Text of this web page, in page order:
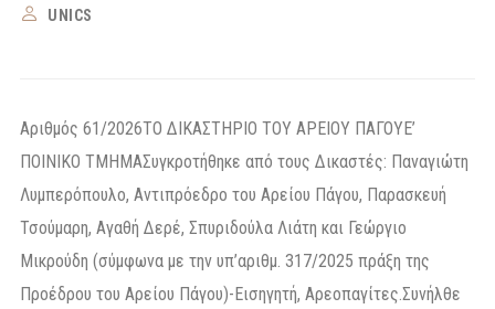
UNICS
Αριθμός 61/2026ΤΟ ΔΙΚΑΣΤΗΡΙΟ ΤΟΥ ΑΡΕΙΟΥ ΠΑΓΟΥΕ’ ΠΟΙΝΙΚΟ ΤΜΗΜΑΣυγκροτήθηκε από τους Δικαστές: Παναγιώτη Λυμπερόπουλο, Αντιπρόεδρο του Αρείου Πάγου, Παρασκευή Τσούμαρη, Αγαθή Δερέ, Σπυριδούλα Λιάτη και Γεώργιο Μικρούδη (σύμφωνα με την υπ’αριθμ. 317/2025 πράξη της Προέδρου του Αρείου Πάγου)-Εισηγητή, Αρεοπαγίτες.Συνήλθε σε δημόσια συνεδρίαση στο Κατάστημά του στις 5 Δεκεμβρίου 2025, με την παρουσία της Αντεισαγγελέως του Αρείου Πάγου Μαρίας Τρουπή (γιατί κωλύεται ο Εισαγγελέας) και του Γραμματέως Χ. Α., για να δικάσει την αίτηση του αναιρεσείοντος – κατηγορουμένου Γ. Α. του Α., κατοίκου …, που εκπροσωπήθηκε από τον πληρεξούσιο δικηγόρο του Στέφανο Τσάκο, για αναίρεση της υπ’αριθ. 2771/2025 απόφασης του Τριμελούς Πλημμελειοδικείου Θεσσαλονίκης. Το Τριμελές Πλημμελειοδικείο Θεσσαλονίκης, με την ως άνω απόφασή του διέταξε όσα λεπτομερώς αναφέρονται σ’ αυτή, και o αναιρεσείων – κατηγορούμενος ζητεί την αναίρεση αυτής, για τους λόγους που περιλαμβάνονται στην από 27-5-2025 αίτηση αναίρεσης, καθώς και στους από 19-11-2025 προσθέτους λόγους, που καταχωρίστηκαν στο οικείο πινάκιο με τον αριθμό …/2025.Αφού άκουσε Την Αντεισαγγελέα, που πρότεινε να αναιρεθεί εν μέρει η προσβαλλόμενη απόφαση, γενομένου ως δεκτού του 2ου λόγου της αιτήσεως αναίρεσης, απορριπτομένου του 1ου λόγου καθώς και γενομένων δεκτών του 2ου και 3ου προσθέτων λόγων αναίρεσης, απορριπτομένου του 1ου λόγου, να παραπεμφθεί η υπόθεση για νέα συζήτηση σύμφωνα με τα ανωτέρω και τον πληρεξούσιο δικηγόρο του αναιρεσείοντος, που ζήτησε όσα αναφέρονται στα σχετικά πρακτικά.ΣΚΕΦΘΗΚΕ ΣΥΜΦΩΝΑ ΜΕ ΤΟ ΝΟΜΟΗ υπό κρίση από 27-5-2025 (αρ. καταθ. 11/2025) αίτηση για την αναίρεση της υπ’ αρ. 2771/2025 απόφασης του (δικάσαντος ως δευτεροβάθμιο Δικαστήριο) Β’ Τριμελούς Πλημμελειοδικείου Θεσσαλονίκης, με την οποία καταδικάσθηκε ο αναιρεσείων σε ποινή φυλακίσεως 3 ετών για παράβαση του άρθρου 25 παρ. 1 β’. Ν. 1882/1990 έχει ασκηθεί νομότυπα και εμπρόθεσμα (άρθρα 464, 466 παρ. 1, 473 παρ. 2, 3, 474 παρ. 2Α, 4, 504 παρ. 1 και 505 ΚΠΔ), διότι η απόφαση καταχωρίσθηκε στο ειδικό βιβλίο στις 16-6-2025 (ήτοι η αίτηση αναιρέσεως ασκήθηκε πριν την “καθαρογραφή” της αποφάσεως κατ’ άρθ. 473 παρ. 3 ΚΠοινΔ). Είναι συνεπώς τυπικά δεκτή και πρέπει να ερευνηθεί περαιτέρω κατ’ ουσίαν, συνεκδικαζομένη λόγω πρόδηλης συναφείας με τους εμπρόθεσμους και παραδεκτούς (άρθρο 509 εδ. α’ ΚΠΔ) από 19-11-2025 πρόσθετους λόγους αναίρεσης (που κατατέθηκαν αυθημερόν στην ενταύθα Εισαγγελία).1) Σύμφωνα με το άρθρο 333 του ΚΠοινΔ: 1) Εκείνος που διευθύνει τη συζήτηση δίνει την άδεια στον εισαγγελέα ή στο δημόσιο κατήγορο και στους συνέδρους δικαστές να υποβάλουν ερωτήσεις. … 3). Όταν λάβει το λόγο ο εισαγγελέας ή ο δημόσιος κατήγορος ή ένας από τους διαδίκους, έχουν δικαίωμα να λάβουν το λόγο και οι υπόλοιποι διάδικοι· ο κατηγορούμενος ή ο συνήγορός του έχουν το δικαίωμα να μιλούν πάντοτε τελευταίοι. Κατά δε το άρθρο 367 παρ. 3 του ιδίου Κώδικα “Όταν τελειώσει η αποδεικτική διαδικασία, ο διευθύνων τη συζήτηση δίνει τον λόγο στον εισαγγελέα, έπειτα στον παριστάμενο για την υποστήριξη της κατηγορίας, ο οποίος δεν μπορεί να επεκταθεί στο θέμα της ποινής που πρέπει να επιβληθεί, και τέλος δίνει τον λόγο στον κατηγορούμενο”.2) Επίσης σύμφωνα με το άρθρο 344 νέου ΚΠοινΔ (Ν. 4620/2019): “Μετά τη λήψη των στοιχείων της ταυτότητας του κατηγορουμένου, τη νομιμοποίηση του παριστάμενου για την υποστήριξη της κατηγορίας και των συνηγόρων τους, ο εισαγγελέας απαγγέλλει με συνοπτική ακρίβεια την κατηγορία. Κατόπιν ο διευθύνων τη συζήτηση υποδεικνύει τη δυνατότητα συνδιαλλαγής, εφόσον αυτή προβλέπεται…”. Κατά το άρθρο 301 ΚΠοινΔ: 1. Οι ρυθμίσεις του παρόντος άρθρου για την ποινική συνδιαλλαγή εφαρμόζονται στα κακουργήματα: α) που προβλέπονται στα άρθρα 216 παρ. 3 και 4 και 242 παρ. 3, 4 και 5 ΠΚ, β) που χωρίς βία ή απειλή στρέφονται κατά της ιδιοκτησίας και της περιουσίας και γ) που προβλέπονται στους νόμους 1599/1986, 2803/2000, 2960/2001, 4557/2018 και 4174/2013, ανεξάρτητα από την συνδρομή ή μη επιβαρυντικών περιστάσεων. Τέλος κατά το άρθρο 301 ΚΠοινΔ: 1). Στις περιπτώσεις που έχει ασκηθεί ποινική δίωξη για κακούργημα που προβλέπεται στην παρ. 1 του προηγούμενου άρθρου το κατά το προηγούμενο άρθρο αίτημα του κατηγορουμένου, μετά την τυπική περάτωση της ανάκρισης και μέχρι την έκδοση παραπεμπτικού βουλεύματος ή τη διατύπωση σύμφωνης γνώμης του προέδρου εφετών για απευθείας παραπομπή του κατηγορουμένου στο ακροατήριο, υποβάλλεται στον εισαγγελέα ενώπιον του οποίου εκκρεμεί η δικογραφία. … 3.) Στην περίπτωση των κακουργημάτων του προηγούμενου άρθρου το πρωτοβάθμιο Δικαστήριο που είναι αρμόδιο να κρίνει την ουσία της υπόθεσης, αν έχει υποβληθεί αίτημα σύμφωνα με την προηγούμενη παράγραφο ή υποβληθεί μέχρι το πέρας της αποδεικτικής διαδικασίας, μπορεί να διακόψει τη συζήτηση της υπόθεσης και να τάξει προθεσμία έως δεκαπέντε ημερών στους συνηγόρους των διαδίκων για τη σύνταξη πρακτικού συνδιαλλαγής, στο οποίο περιέχεται ομολογία του κατηγορουμένου για την πράξη για την οποία κατηγορείται και βεβαιώνεται η πλήρης ικανοποίηση του ζημιωθέντος, όπως ορίζεται στις παρ. 2 και 3 του προηγούμενου άρθρου. Το αίτημα του κατηγορουμένου που υποβάλλεται στο ακροατήριο, καταχωρίζεται σε ειδικά πρακτικά, που τηρούνται αποκλειστικά για τον σκοπό αυτό κατά το άρθρο 141 παρ. 4 ΚΠΔ. 4). Το πρωτοβάθμιο Δικαστήριο ενεργεί σύμφωνα με τα προβλεπόμενα στην παράγραφο 3 του άρθρου αυτού στην περίπτωση των πλημμελημάτων που προβλέπονται στα άρθρα 216 παράγραφος 1 και 2, 242 παράγραφος 1 ΠΚ και στους νόμους 1599/1986, 2803/2000, 2960/2001, 4557/2018 και 4174/2013, καθώς και των πλημμελημάτων που χωρίς βία ή απειλή στρέφονται κατά της ιδιοκτησίας και της περιουσίας.Με τον πρώτο λόγο αναίρεσης, εκ του άρθρου 510 παρ. 1 Α’ ΚΠοινΔ αιτιάται ο αναιρεσείων ότι, μετά την κήρυξη του πέρατος της αποδεικτικής διαδικασίας, η Πρόεδρος του Δικαστηρίου έδωσε τον λόγο στον Εισαγγελέα και παρέλειψε να δώσει τον λόγο στην συνήγορο του που τον εκπροσωπούσε κατά παράβαση του άρθρου 367 παρ. 3 Κ.Π.Δ. Ο λόγος αυτός είναι αβάσιμος και απορριπτέος, γιατί από τα πρακτικά της προσβαλλόμενης (σελ. 4) σαφώς προκύπτει ότι πριν η Πρόεδρος του Δικαστηρίου κηρύξει περαιωμένη την συζήτηση, η συνήγορος του εκκαλούντος και ήδη αναιρεσείοντος έλαβε τελευταία τον λόγο (ήτοι μετά τον προτείνοντα εισαγγελέα) και αφού ανέπτυξε την υπεράσπιση, δήλωσε (έχοντας ήδη μεταφέρει στο Δικαστήριο τη δήλωση του κατηγορούμενου ότι ομολογεί την ενοχή του) ότι εμμένει στο υποβληθέν αίτημα αναγνώρισης της ελαφρυντικής περίστασης του άρθρου 84 παρ. 2β’ Π.Κ. Ως προς δε την περαιτέρω αιτίαση του αναιρεσείοντος ότι επήλθε απολυτή ακυρότητα εκ του λόγου ότι δεν υπεδείχθη στην πληρεξούσια δικηγόρο του κατηγορουμένου η δυνατότητα ποινικής συνδιαλλαγής, ως επιτάσσεται από το άρθρο 344 ΚΠοινΔ, ο λόγος αυτός τυγχάνει αβάσιμος, πρωτίστως διότι δεν προβλέπεται τέτοια δυνατότητα κατά την ενώπιον του δευτεροβαθμίου Δικαστηρίου διαδικασία (αρθ. 302 παρ. 1, 4 ΚΠοινΔ). Επομένως, παρά τις περί του αντιθέτου αιτιάσεις του αναιρεσείοντος, δεν προκλήθηκε απόλυτη ακυρότητα εκ του άρθρου 171 παρ. 1δ Κ.Π.Δ.3) Σύμφωνα με τις διατάξεις του άρθρου 25 παρ. 1 του ν. 1882/1990, όπως αυτές τροποποιήθηκαν και συμπληρώθηκαν με τα άρθρα 18 παρ. 2 και 28 παρ. 2 – 4 του ν. 2948/2001, 34 του ν. 3016/2002, 34 παρ. 1 του ν. 3220/2004, 3 παρ. 1 του ν. 3943/2011, 20 του ν. 4321/2015 και 8 του ν. 4337/2015, “1. Όποιος δεν καταβάλλει τα βεβαιωμένα στη Φορολογική Διοίκηση χρέη προς το Δημόσιο, τα νομικά πρόσωπα δημοσίου δικαίου, τις επιχειρήσεις και τους οργανισμούς του ευρύτερου δημόσιου τομέα για χρονικό διάστημα μεγαλύτερο των τεσσάρων (4) μηνών τιμωρείται με ποινή φυλάκισης: α) Ενός (1) τουλάχιστον έτους, εφόσον το συνολικό χρέος από κάθε αιτία, συμπεριλαμβανομένων των κάθε είδους τόκων ή προσαυξήσεων και λοιπών επιβαρύνσεων μέχρι την ημερομηνία σύνταξης του πίνακα χρεών, υπερβαίνει το ποσό των εκατό χιλιάδων (100.000) ευρώ. β) Τριών (3) τουλάχιστον ετών, εφόσον το συνολικό χρέος, σύμφωνα με τα οριζόμενα στην ανωτέρω περίπτωση α`, υπερβαίνει το ποσό των διακοσίων χιλιάδων (200.000) ευρώ…”. 4) Περαιτέρω σύμφωνα με το άρθρο 4 Ν. 663/1977 (ως τροποποιήθηκε με τη παρ.2 άρθ. 20 Ν.4058/2012 -ΦΕΚ Α’63/2012) “Τα ποσά των επιβαλλομένων σε χρήμα ποινών, καθώς και τα ποσά που προκύπτουν από τη μετατροπή των στερητικών της ελευθερίας ποινών, προσαυξάνονται κατά την είσπραξη κατά ποσοστό 110%”.5) Τέλος, με το άρθρο 469 του ισχύσαντος από 1-7-2019 Ποινικού Κώδικα (ως το παραπάνω άρθρο ίσχυσε έως τη θέσπιση του Ν. 5090/2024), ορίζεται ότι “Μετά το εδάφιο β’ της παρ. 1 του άρθρου 25 του ν. 1882/1990 προστίθεται εδάφιο γ* ως εξής: “Στην αίτηση και στον πίνακα χρεών που υποβάλλονται σύμφωνα με το προηγούμενο εδάφιο δεν συμπεριλαμβάνονται και δεν υπολογίζονται για τον προσδιορισμό της ευθύνης του προσώπου, τα χρέη που προέρχονται από τη μη εκτέλεση χρηματικών ποινών που επιβλήθηκαν από ποινικό Δικαστήριο και οι σχετικές με αυτά προσαυξήσεις, τόκοι και λοιπές επιβαρύνσεις”.6) Εξάλλου, η καταδικαστική απόφαση έχει την απαιτούμενη κατά τα άρθρα 93 παρ.3 του Συντάγματος και 139 ΚΠΔ ειδική και εμπεριστατωμένη αιτιολογία, η έλλειψη της οποίας ιδρύει λόγο αναιρέσεως κατά το άρθρο 510 παρ.1 στοιχ. Δ’ ΚΠΔ, όταν εκτίθενται σ’ αυτήν με σαφήνεια, πληρότητα και χωρίς αντιφάσεις ή λογικά κενά, τα προκύψαντα από την αποδεικτική διαδικασία πραγματικά περιστατικά, στα οποία στηρίχθηκε η κρίση του δικαστηρίου για τη συνδρομή των αντικειμενικών και υποκειμενικών στοιχείων του εγκλήματος, οι αποδείξεις που τα θεμελίωσαν και οι νομικοί συλλογισμοί υπαγωγής των αποδειχθέντων περιστατικών στην εφαρμοσθείσα ουσιαστική ποινική διάταξη (Ολ ΑΠ 1/2018). Επίσης, περίπτωση εσφαλμένης εφαρμογής ουσιαστικής ποινικής διάταξης, που ιδρύει τον αναιρετικό λόγο από το άρθρο 510 παρ. 1 στοιχ. Ε’ ΚΠΔ, συνιστά και η παραβίαση με πλάγιο τρόπο της διάταξης αυτής, η οποία υπάρχει, όταν στο πόρισμα της απόφασης, που προκύπτει από την αλληλοσυμπλήρωση του σκεπτικού και του διατακτικού της και ανάγεται στα στοιχεία και την ταυτότητα του εγκλήματος, έχουν εμφιλοχωρήσει ασάφειες, αντιφάσεις ή λογικά κενά, που καθισ